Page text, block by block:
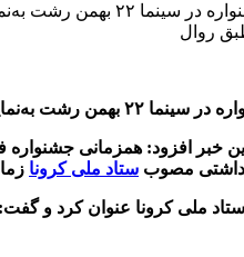
همزمان با سی و نهمین جشنواره فیلم
روال
این خبر افزود: همزمانی
مصوب ستاد ملی کرونا
ملی کرونا عنوان کرد و